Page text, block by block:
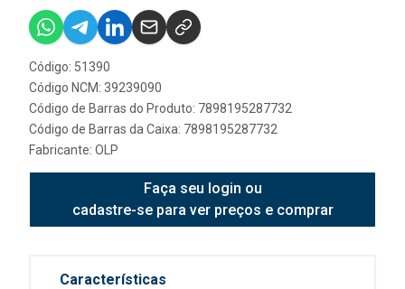
Código: 51390
Código NCM: 39239090
Código de Barras do Produto: 7898195287732
Código de Barras da Caixa: 7898195287732
Fabricante: OLP
Faça seu login ou
cadastre-se para ver preços e comprar
Características